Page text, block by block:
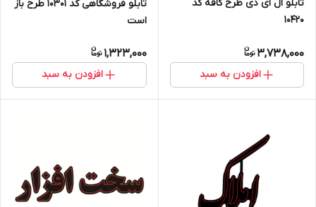
تابلو ال ای دی طرح کافه کد
10420
3,738,000
افزودن به سبد
تابلو فروشگاهی کد 10301 طرح باز
است
1,323,000
افزودن به سبد